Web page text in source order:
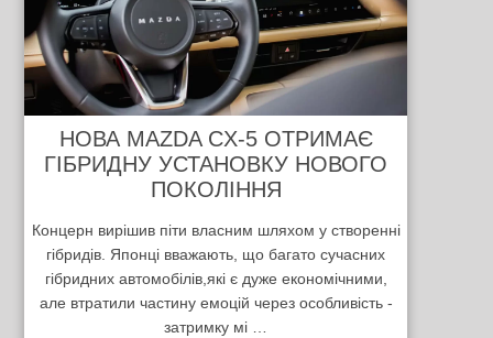
НОВА MAZDA CX-5 ОТРИМАЄ
ГІБРИДНУ УСТАНОВКУ НОВОГО
ПОКОЛІННЯ
Концерн вирішив піти власним шляхом у створенні
гібридів. Японці вважають, що багато сучасних
гібридних автомобілів,які є дуже економічними,
але втратили частину емоцій через особливість -
затримку мі …